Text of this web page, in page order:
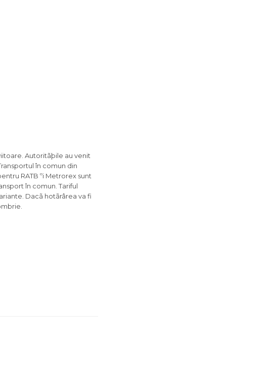
Autoritãþile au venit
în comun din
RATB ºi Metrorex sunt
în comun. Tariful
Dacã hotãrârea va fi